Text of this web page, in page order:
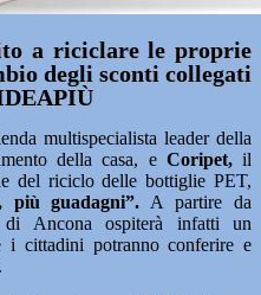
a riciclare le proprie
degli sconti collegati
multispecialista leader della
della casa, eCoripet,il
del riciclo delle bottiglie PET,
più guadagni”. A partire da
Ancona ospiterà infatti un
i cittadini potranno conferire e